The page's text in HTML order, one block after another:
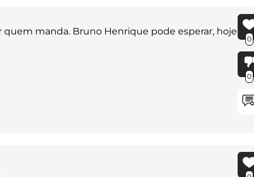
quem manda. Bruno Henrique pode esperar, hoje
0
0